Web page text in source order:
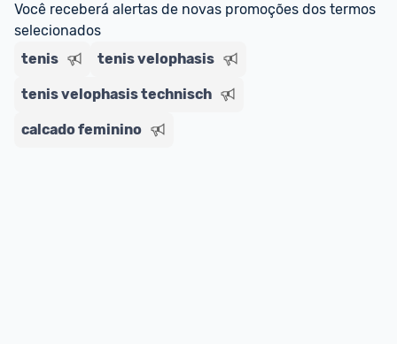
Você receberá alertas de novas promoções dos termos
selecionados
tenis
tenis velophasis
tenis velophasis technisch
calcado feminino